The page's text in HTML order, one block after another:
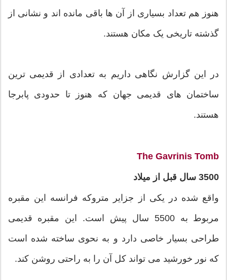
هنوز هم تعداد بسیاری از آن ها باقی مانده اند و نشانی از
گذشته تاریخی یک مکان هستند.
در این گزارش نگاهی داریم به تعدادی از قدیمی ترین
ساختمان های قدیمی جهان که هنوز تا حدودی پابرجا
هستند.
The Gavrinis Tomb
3500 سال قبل از میلاد
واقع شده در یکی از جزایر متروکه فرانسه این مقبره
مربوط به 5500 سال پیش است. این مقبره قدیمی
طراحی بسیار خاصی دارد و به نحوی ساخته شده است
که نور خورشید می تواند کل آن را به راحتی روشن کند.